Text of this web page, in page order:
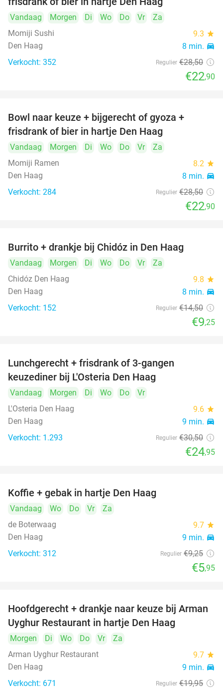
Vandaag Morgen Di Wo Do Vr
Za
Momiji Sushi
9.3 star
Den Haag 8 min. directions_car
Verkocht: 352 Regulier €28,50
€22,90
Bowl naar keuze + bijgerecht of gyoza +
frisdrank of bier in hartje Den Haag
Vandaag Morgen Di Wo Do Vr
Za
Momiji Ramen
8.2 star
Den Haag 8 min. directions_car
Verkocht: 284 Regulier €28,50
€22,90
Burrito + drankje bij Chidóz in Den Haag
Vandaag Morgen Di Wo Do Vr
Za
Chidóz Den Haag
9.8 star
Den Haag 8 min. directions_car
Verkocht: 152 Regulier €14,50
€9,25
Lunchgerecht + frisdrank of 3-gangen
keuzediner bij L'Osteria Den Haag
Vandaag Morgen Di Wo Do
Vr
L'Osteria Den Haag
9.6 star
Den Haag 9 min. directions_car
Verkocht: 1.293 Regulier €30,50
€24,95
Koffie + gebak in hartje Den Haag
Vandaag Wo Do Vr
Za
de Boterwaag
9.7 star
Den Haag 9 min. directions_car
Verkocht: 312 Regulier €9,25
€5,95
30%
Hoofdgerecht + drankje naar keuze bij Arman
Uyghur Restaurant in hartje Den Haag
Morgen Di Wo Do Vr
Za
Arman Uyghur Restaurant
9.7 star
Den Haag 9 min. directions_car
Verkocht: 671 Regulier €19,95